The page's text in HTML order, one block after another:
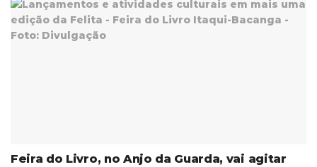
Feira do Livro, no Anjo da Guarda, vai agitar